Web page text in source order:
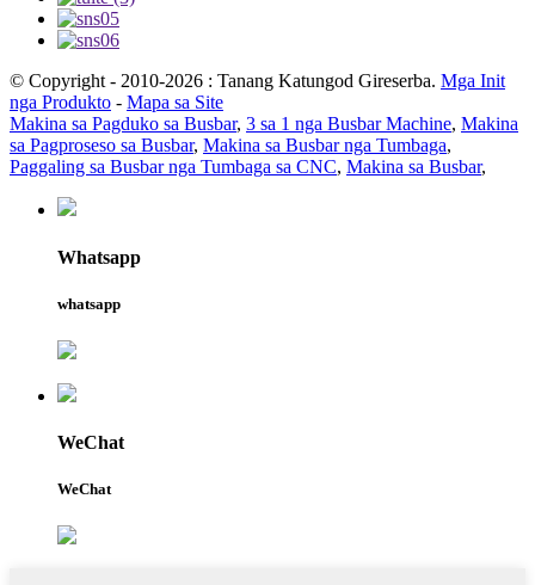
© Copyright - 2010-2026 : Tanang Katungod Gireserba. Mga Init
nga Produkto - Mapa sa Site
Makina sa Pagduko sa Busbar, 3 sa 1 nga Busbar Machine, Makina
sa Pagproseso sa Busbar, Makina sa Busbar nga Tumbaga,
Paggaling sa Busbar nga Tumbaga sa CNC, Makina sa Busbar,
Whatsapp
whatsapp
WeChat
WeChat